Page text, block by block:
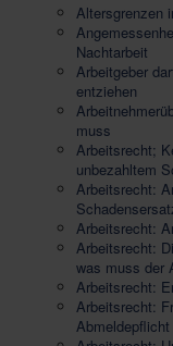
Altersgrenzen
Nachtarbeit
Arbeitgeber
entziehen
muss
Arbeitsrecht;
unbezahltem
Arbeitsrecht:
Arbeitsrecht:
Arbeitsrecht:
was muss der
Arbeitsrecht:
Arbeitsrecht:
Abmeldepflicht